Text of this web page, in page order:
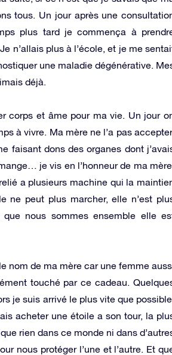
tous. Un jour après une
plus tard je commença à
n’allais plus à l’école, et je me
une maladie dégénérative.
déjà.
corps et âme pour ma vie. Un jour
à vivre. Ma mère ne l’a pas
faisant dons des organes dont
je vis en l’honneur de ma
a plusieurs machine qui la
peut plus marcher, elle n’est
nous sommes ensemble elle
nom de ma mère car une femme
touché par ce cadeau.
je suis arrivé le plus vite que
acheter une étoile a son tour, la
rien dans ce monde ni dans
nous protéger l’une et l’autre. Et